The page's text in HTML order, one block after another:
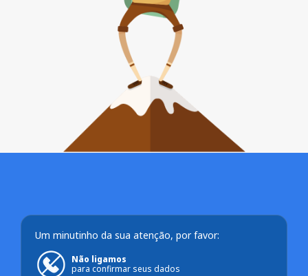
Um minutinho da sua atenção, por favor:
Não ligamos
para confirmar seus dados